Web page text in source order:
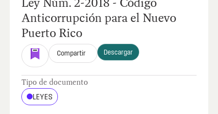
Anticorrupción para el Nuevo
Puerto Rico
Compartir Descargar
Tipo de documento
LEYES